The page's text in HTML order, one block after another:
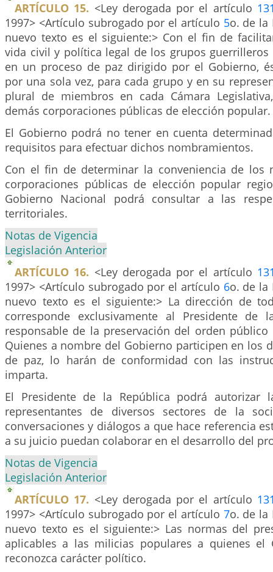
ARTÍCULO 15. <Ley derogada por el artículo
1997> <Artículo subrogado por el artículo 5o. de la
nuevo texto es el siguiente:> Con el fin de
vida civil y política legal de los grupos guerrilleros
en un proceso de paz dirigido por el Gobierno,
por una sola vez, para cada grupo y en su
plural de miembros en cada Cámara
demás corporaciones públicas de elección popular.
El Gobierno podrá no tener en cuenta
requisitos para efectuar dichos nombramientos.
Con el fin de determinar la conveniencia de los
corporaciones públicas de elección popular
Gobierno Nacional podrá consultar a las
territoriales.
Notas de Vigencia
Legislación Anterior
ARTÍCULO 16. <Ley derogada por el artículo
1997> <Artículo subrogado por el artículo 6o. de la
nuevo texto es el siguiente:> La dirección de
corresponde exclusivamente al Presidente de
responsable de la preservación del orden
Quienes a nombre del Gobierno participen en los
de paz, lo harán de conformidad con las
imparta.
El Presidente de la República podrá autorizar
representantes de diversos sectores de la
conversaciones y diálogos a que hace referencia
a su juicio puedan colaborar en el desarrollo del
Notas de Vigencia
Legislación Anterior
ARTÍCULO 17. <Ley derogada por el artículo
1997> <Artículo subrogado por el artículo 7o. de la
nuevo texto es el siguiente:> Las normas del
aplicables a las milicias populares a quienes el
reconozca carácter político.